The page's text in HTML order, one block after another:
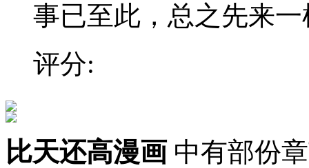
事已至此，总之先来一
评分:
比天还高漫画 中有部份